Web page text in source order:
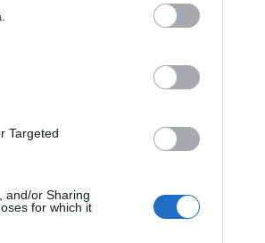
Targeted
and/or Sharing
for which it